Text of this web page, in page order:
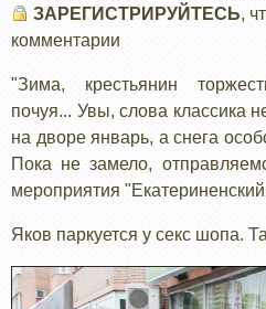
ПРОКАТКА
2012
ГОДА
ЗАРЕГИСТРИРУЙТЕСЬ,
комментарии
"Зима, крестьянин
почуя... Увы, слова классика
на дворе январь, а снега
Пока не замело,
мероприятия
Яков паркуется у секс шопа.